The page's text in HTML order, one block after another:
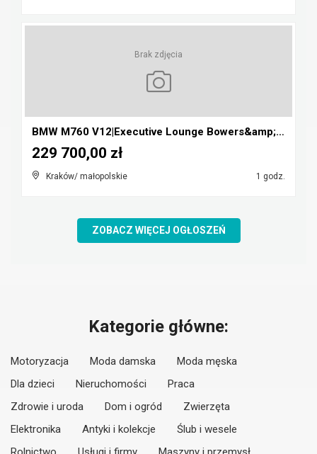
Brak zdjęcia
BMW M760 V12|Executive Lounge Bowers&amp;Wilkins|L...
Kraków/ małopolskie 1 godz.
229 700,00 zł
ZOBACZ WIĘCEJ OGŁOSZEŃ
Kategorie główne:
Motoryzacja Moda damska
Moda męska
Dla dzieci
Nieruchomości
Praca
Zdrowie i uroda
Dom i ogród
Zwierzęta
Elektronika
Antyki i kolekcje
Ślub i wesele